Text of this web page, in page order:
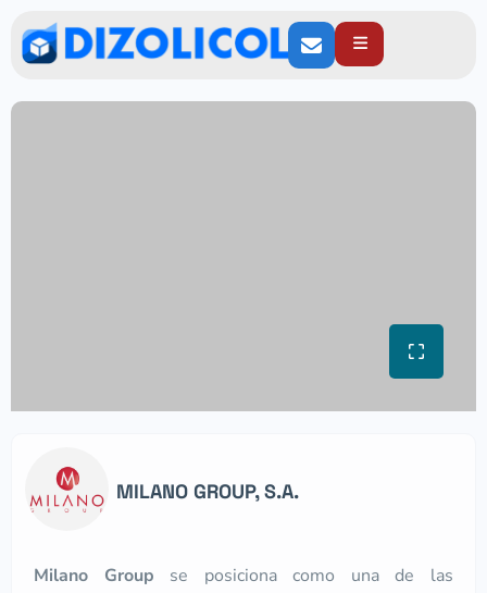
MILANO GROUP, S.A.
Milano Group se posiciona como una de las